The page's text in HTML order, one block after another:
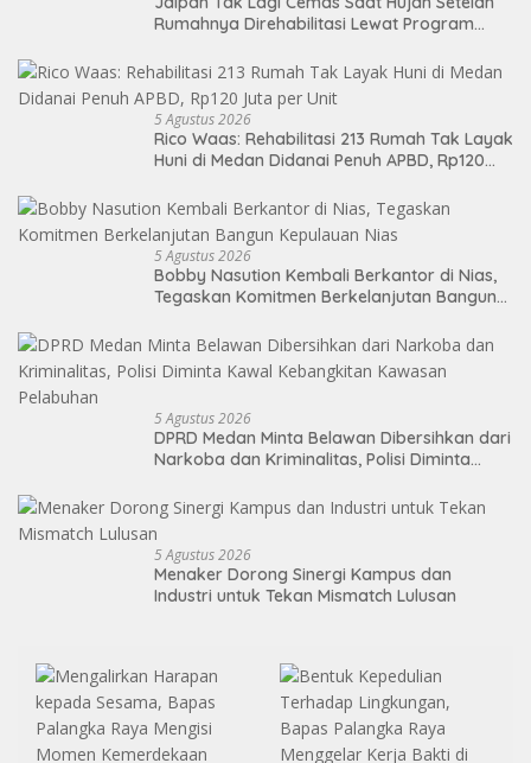
Rumahnya Direhabilitasi Lewat Program
5 Agustus 2026
Rico Waas: Rehabilitasi 213 Rumah Tak Layak
Huni di Medan Didanai Penuh APBD, Rp120
5 Agustus 2026
Bobby Nasution Kembali Berkantor di Nias,
Tegaskan Komitmen Berkelanjutan Bangun
5 Agustus 2026
DPRD Medan Minta Belawan Dibersihkan dari
Narkoba dan Kriminalitas, Polisi Diminta
5 Agustus 2026
Menaker Dorong Sinergi Kampus dan
Industri untuk Tekan Mismatch Lulusan